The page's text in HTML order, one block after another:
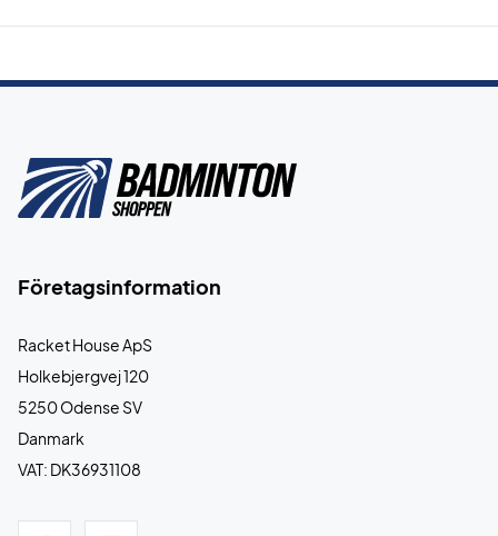
Företagsinformation
Racket House ApS
Holkebjergvej 120
5250 Odense SV
Danmark
VAT: DK36931108